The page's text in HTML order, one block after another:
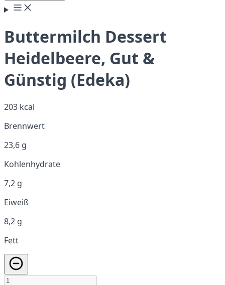
Buttermilch Dessert
Heidelbeere, Gut &
Günstig (Edeka)
203 kcal
Brennwert
23,6 g
Kohlenhydrate
7,2 g
Eiweiß
8,2 g
Fett